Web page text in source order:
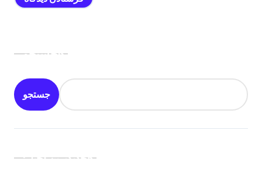
جستجو
جستجو
جدیدترین اخبار: